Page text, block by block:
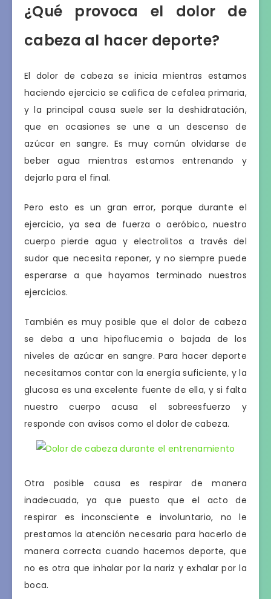
¿Qué provoca el dolor de
cabeza al hacer deporte?
El dolor de cabeza se inicia mientras estamos
haciendo ejercicio se califica de cefalea primaria,
y la principal causa suele ser la deshidratación,
que en ocasiones se une a un descenso de
azúcar en sangre. Es muy común olvidarse de
beber agua mientras estamos entrenando y
dejarlo para el final.
Pero esto es un gran error, porque durante el
ejercicio, ya sea de fuerza o aeróbico, nuestro
cuerpo pierde agua y electrolitos a través del
sudor que necesita reponer, y no siempre puede
esperarse a que hayamos terminado nuestros
ejercicios.
También es muy posible que el dolor de cabeza
se deba a una hipoflucemia o bajada de los
niveles de azúcar en sangre. Para hacer deporte
necesitamos contar con la energía suficiente, y la
glucosa es una excelente fuente de ella, y si falta
nuestro cuerpo acusa el sobreesfuerzo y
responde con avisos como el dolor de cabeza.
Otra posible causa es respirar de manera
inadecuada, ya que puesto que el acto de
respirar es inconsciente e involuntario, no le
prestamos la atención necesaria para hacerlo de
manera correcta cuando hacemos deporte, que
no es otra que inhalar por la nariz y exhalar por la
boca.